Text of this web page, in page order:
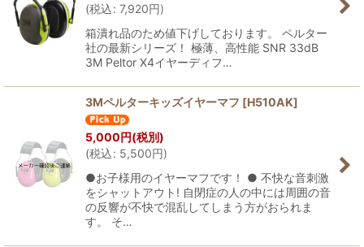
(税込: 7,920円)
箱潰れ品のため値下げしております。 ペルター
社の最新シリーズ！ 極薄、高性能 SNR 33dB
3M Peltor X4イヤーディフ…
3Mペルターキッズイヤーマフ [H510AK]
5,000円(税別)
(税込: 5,500円)
●お子様用のイヤーマフです！ ● 不快な音刺激
をシャットアウト! 自閉症の人の中には周囲の音
の反響が不快で混乱してしまう方がおられま
す。 そ…